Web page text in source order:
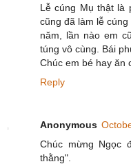
Lễ cúng Mụ thật là
cũng đã làm lễ
năm, lần nào em
túng vô cùng. Bái
Chúc em bé hay ăn
Reply
Anonymous
Chúc mừng Ngọc
thằng".